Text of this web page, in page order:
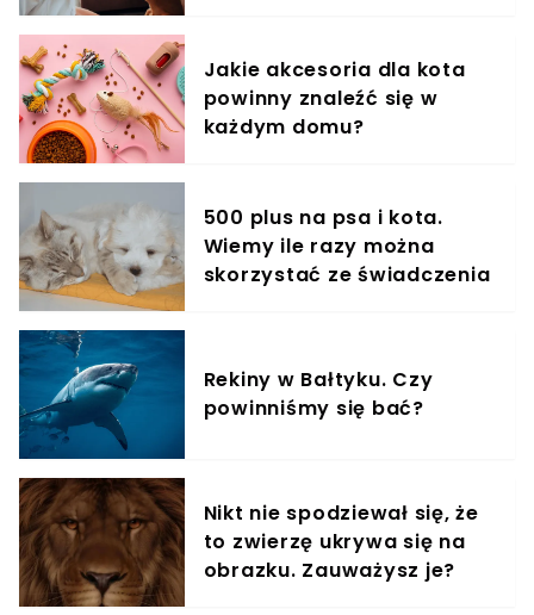
Jakie akcesoria dla kota
powinny znaleźć się w
każdym domu?
500 plus na psa i kota.
Wiemy ile razy można
skorzystać ze świadczenia
Rekiny w Bałtyku. Czy
powinniśmy się bać?
Nikt nie spodziewał się, że
to zwierzę ukrywa się na
obrazku. Zauważysz je?